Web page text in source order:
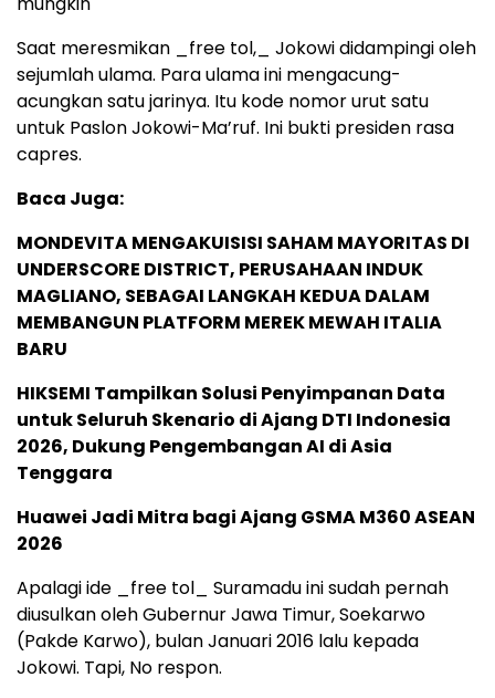
Saat meresmikan _free tol,_ Jokowi didampingi oleh
sejumlah ulama. Para ulama ini mengacung-
acungkan satu jarinya. Itu kode nomor urut satu
untuk Paslon Jokowi-Ma’ruf. Ini bukti presiden rasa
capres.
Baca Juga:
MONDEVITA MENGAKUISISI SAHAM MAYORITAS DI
UNDERSCORE DISTRICT, PERUSAHAAN INDUK
MAGLIANO, SEBAGAI LANGKAH KEDUA DALAM
MEMBANGUN PLATFORM MEREK MEWAH ITALIA
BARU
HIKSEMI Tampilkan Solusi Penyimpanan Data
untuk Seluruh Skenario di Ajang DTI Indonesia
2026, Dukung Pengembangan AI di Asia
Tenggara
Huawei Jadi Mitra bagi Ajang GSMA M360 ASEAN
2026
Apalagi ide _free tol_ Suramadu ini sudah pernah
diusulkan oleh Gubernur Jawa Timur, Soekarwo
(Pakde Karwo), bulan Januari 2016 lalu kepada
Jokowi. Tapi, No respon.